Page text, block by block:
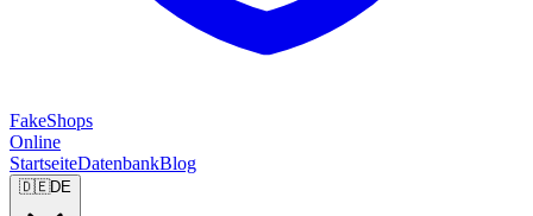
FakeShops
Online
StartseiteDatenbankBlog
🇩🇪DE